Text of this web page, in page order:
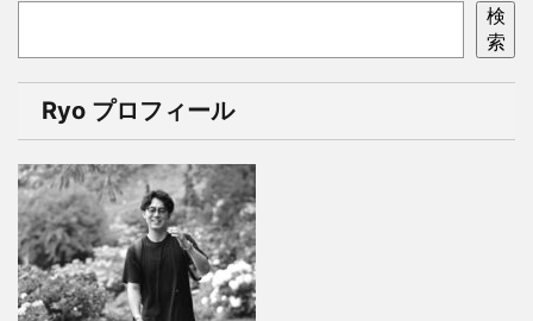
検
索
Ryo プロフィール